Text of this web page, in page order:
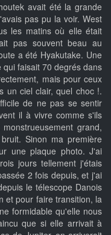
avait été la grande
pas pu la voir. West
les matins où elle était
pas souvent beau au
a été Hyakutake. Une
faisait 70 degrés dans
mais pour ceux
un ciel clair, quel choc !.
de ne pas se sentir
il à vivre comme s'ils
grand,
Sinon ma première
une plaque photo. J'ai
jours tellement j'étais
2 fois depuis, et j'ai
le télescope Danois
et pour faire transition, la
formidable qu'elle nous
que si elle arrivait à